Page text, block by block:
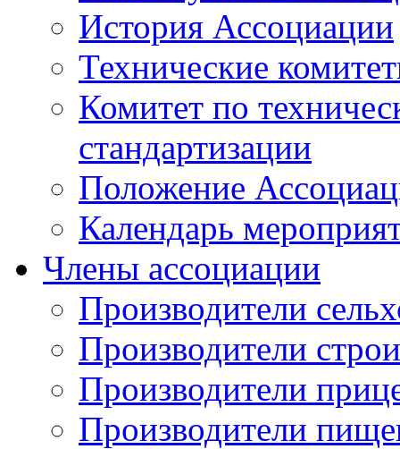
История Ассоциации
Технические
Комитет по
стандартизации
Положение
Календарь
Члены ассоциации
Производители
Производители
Производители
Производители